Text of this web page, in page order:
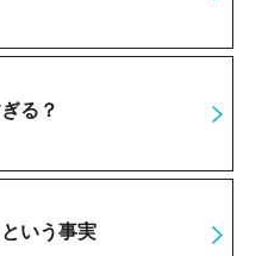
る？
いう事実